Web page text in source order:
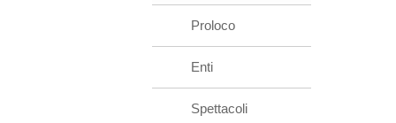
Proloco
Enti
Spettacoli